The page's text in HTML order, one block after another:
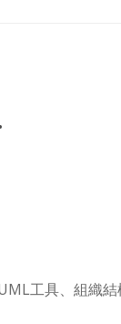
工具、組織